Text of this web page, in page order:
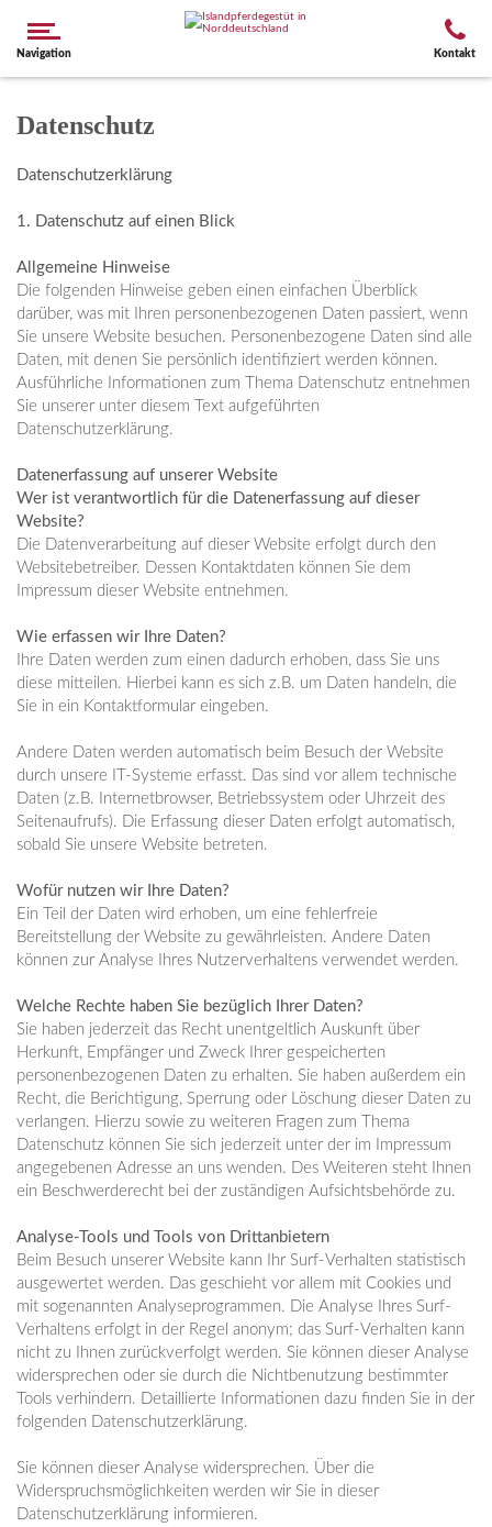
Navigation Kontakt
Datenschutz
Datenschutzerklärung
1. Datenschutz auf einen Blick
Allgemeine Hinweise
Die folgenden Hinweise geben einen einfachen Überblick
darüber, was mit Ihren personenbezogenen Daten passiert, wenn
Sie unsere Website besuchen. Personenbezogene Daten sind alle
Daten, mit denen Sie persönlich identifiziert werden können.
Ausführliche Informationen zum Thema Datenschutz entnehmen
Sie unserer unter diesem Text aufgeführten
Datenschutzerklärung.
Datenerfassung auf unserer Website
Wer ist verantwortlich für die Datenerfassung auf dieser
Website?
Die Datenverarbeitung auf dieser Website erfolgt durch den
Websitebetreiber. Dessen Kontaktdaten können Sie dem
Impressum dieser Website entnehmen.
Wie erfassen wir Ihre Daten?
Ihre Daten werden zum einen dadurch erhoben, dass Sie uns
diese mitteilen. Hierbei kann es sich z.B. um Daten handeln, die
Sie in ein Kontaktformular eingeben.
Andere Daten werden automatisch beim Besuch der Website
durch unsere IT-Systeme erfasst. Das sind vor allem technische
Daten (z.B. Internetbrowser, Betriebssystem oder Uhrzeit des
Seitenaufrufs). Die Erfassung dieser Daten erfolgt automatisch,
sobald Sie unsere Website betreten.
Wofür nutzen wir Ihre Daten?
Ein Teil der Daten wird erhoben, um eine fehlerfreie
Bereitstellung der Website zu gewährleisten. Andere Daten
können zur Analyse Ihres Nutzerverhaltens verwendet werden.
Welche Rechte haben Sie bezüglich Ihrer Daten?
Sie haben jederzeit das Recht unentgeltlich Auskunft über
Herkunft, Empfänger und Zweck Ihrer gespeicherten
personenbezogenen Daten zu erhalten. Sie haben außerdem ein
Recht, die Berichtigung, Sperrung oder Löschung dieser Daten zu
verlangen. Hierzu sowie zu weiteren Fragen zum Thema
Datenschutz können Sie sich jederzeit unter der im Impressum
angegebenen Adresse an uns wenden. Des Weiteren steht Ihnen
ein Beschwerderecht bei der zuständigen Aufsichtsbehörde zu.
Analyse-Tools und Tools von Drittanbietern
Beim Besuch unserer Website kann Ihr Surf-Verhalten statistisch
ausgewertet werden. Das geschieht vor allem mit Cookies und
mit sogenannten Analyseprogrammen. Die Analyse Ihres Surf-
Verhaltens erfolgt in der Regel anonym; das Surf-Verhalten kann
nicht zu Ihnen zurückverfolgt werden. Sie können dieser Analyse
widersprechen oder sie durch die Nichtbenutzung bestimmter
Tools verhindern. Detaillierte Informationen dazu finden Sie in der
folgenden Datenschutzerklärung.
Sie können dieser Analyse widersprechen. Über die
Widerspruchsmöglichkeiten werden wir Sie in dieser
Datenschutzerklärung informieren.